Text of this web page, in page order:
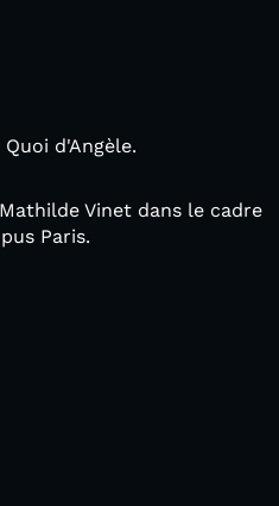
d'Angèle.
Vinet dans le cadre
Paris.